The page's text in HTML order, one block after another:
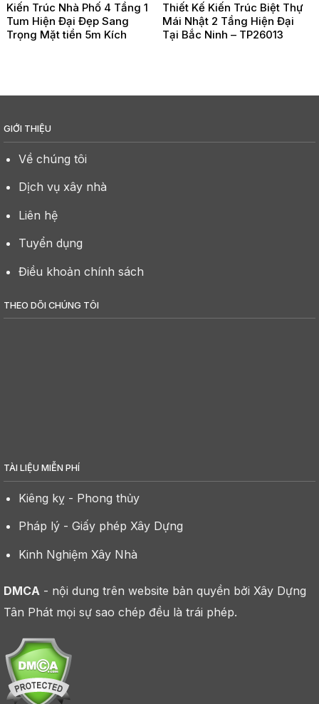
Kiến Trúc Nhà Phố 4 Tầng 1
Tum Hiện Đại Đẹp Sang
Trọng Mặt tiền 5m Kích
Thiết Kế Kiến Trúc Biệt Thự
Mái Nhật 2 Tầng Hiện Đại
Tại Bắc Ninh – TP26013
GIỚI THIỆU
Về chúng tôi
Dịch vụ xây nhà
Liên hệ
Tuyển dụng
Điều khoản chính sách
THEO DÕI CHÚNG TÔI
TÀI LIỆU MIỄN PHÍ
Kiêng kỵ - Phong thủy
Pháp lý - Giấy phép Xây Dựng
Kinh Nghiệm Xây Nhà
DMCA - nội dung trên website bản quyền bởi Xây Dựng
Tân Phát mọi sự sao chép đều là trái phép.